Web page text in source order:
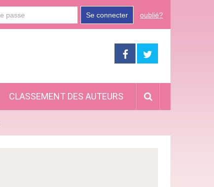
Se connecter oublié?
CLASSEMENT DES AUTEURS